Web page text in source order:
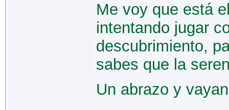
Me voy que está
intentando jugar
descubrimiento,
sabes que la
Un abrazo y